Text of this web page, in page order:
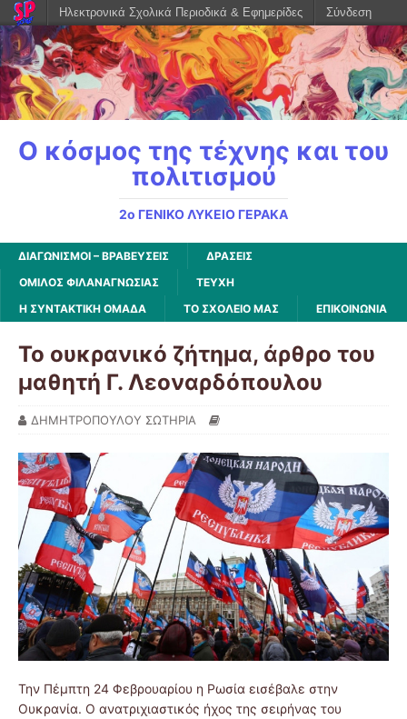
Ο κόσμος της τέχνης και του
πολιτισμού
2ο ΓΕΝΙΚΟ ΛΥΚΕΙΟ ΓΕΡΑΚΑ
ΔΙΑΓΩΝΙΣΜΟΙ – ΒΡΑΒΕΥΣΕΙΣ
ΔΡΑΣΕΙΣ
ΌΜΙΛΟΣ ΦΙΛΑΝΑΓΝΩΣΊΑΣ
ΤΕΥΧΗ
Η ΣΥΝΤΑΚΤΙΚΗ ΟΜΑΔΑ
ΤΟ ΣΧΟΛΕΙΟ ΜΑΣ ΕΠΙΚΟΙΝΩΝΙΑ
Το ουκρανικό ζήτημα, άρθρο του
μαθητή Γ. Λεοναρδόπουλου
ΔΗΜΗΤΡΟΠΟΥΛΟΥ ΣΩΤΗΡΙΑ
Την Πέμπτη 24 Φεβρουαρίου η Ρωσία εισέβαλε στην
Ουκρανία. Ο ανατριχιαστικός ήχος της σειρήνας του
Ηλεκτρονικά Σχολικά Περιοδικά & Εφημερίδες Σύνδεση